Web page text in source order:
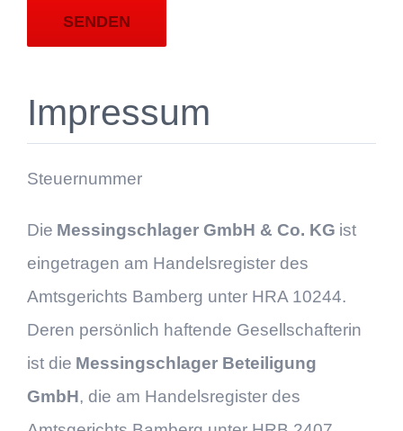
Impressum
Steuernummer
Die Messingschlager GmbH & Co. KG ist
eingetragen am Handelsregister des
Amtsgerichts Bamberg unter HRA 10244.
Deren persönlich haftende Gesellschafterin
ist die Messingschlager Beteiligung
GmbH, die am Handelsregister des